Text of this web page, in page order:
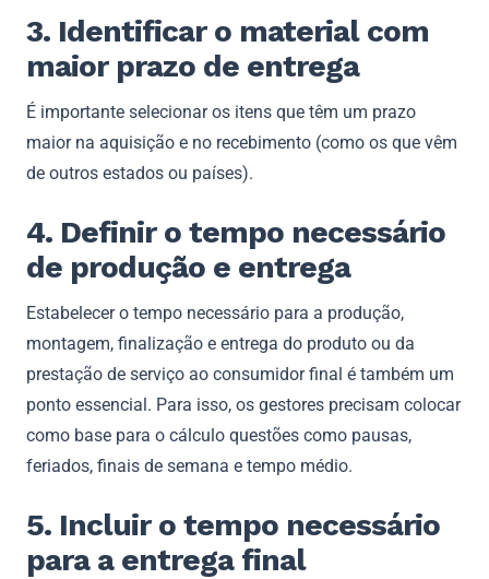
3. Identificar o material com
maior prazo de entrega
É importante selecionar os itens que têm um prazo
maior na aquisição e no recebimento (como os que vêm
de outros estados ou países).
4. Definir o tempo necessário
de produção e entrega
Estabelecer o tempo necessário para a produção,
montagem, finalização e entrega do produto ou da
prestação de serviço ao consumidor final é também um
ponto essencial. Para isso, os gestores precisam colocar
como base para o cálculo questões como pausas,
feriados, finais de semana e tempo médio.
5. Incluir o tempo necessário
para a entrega final